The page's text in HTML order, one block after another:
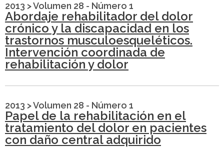
2013 >Volumen 28 - Número 1
Abordaje rehabilitador del dolor
crónico y la discapacidad en los
trastornos musculoesqueléticos.
Intervención coordinada de
rehabilitación y dolor
2013 >Volumen 28 - Número 1
Papel de la rehabilitación en el
tratamiento del dolor en pacientes
con daño central adquirido